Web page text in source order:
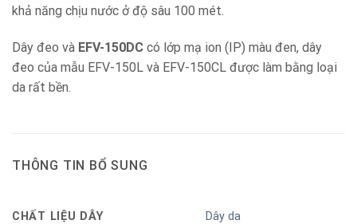
khả năng chịu nước ở độ sâu 100 mét.
Dây đeo và EFV-150DC có lớp mạ ion (IP) màu đen, dây
đeo của mẫu EFV-150L và EFV-150CL được làm bằng loại
da rất bền.
THÔNG TIN BỔ SUNG
CHẤT LIỆU DÂY Dây da